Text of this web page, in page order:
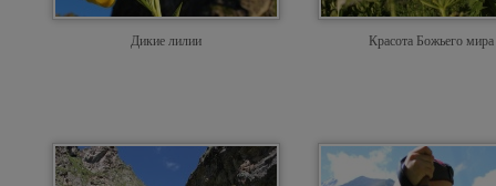
Дикие лилии Красота Божьего мира